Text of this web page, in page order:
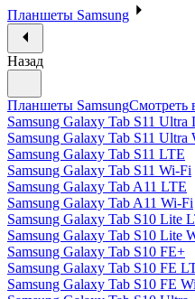
Планшеты Samsung
Назад
Планшеты SamsungСмотреть
Samsung Galaxy Tab S11 Ultra
Samsung Galaxy Tab S11 Ultra
Samsung Galaxy Tab S11 LTE
Samsung Galaxy Tab S11 Wi-Fi
Samsung Galaxy Tab A11 LTE
Samsung Galaxy Tab A11 Wi-Fi
Samsung Galaxy Tab S10 Lite
Samsung Galaxy Tab S10 Lite
Samsung Galaxy Tab S10 FE+
Samsung Galaxy Tab S10 FE
Samsung Galaxy Tab S10 FE